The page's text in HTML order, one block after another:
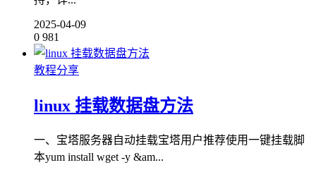
2025-04-09
0 981
教程分享
linux 挂载数据盘方法
一、宝塔服务器自动挂载宝塔用户推荐使用一键挂载脚
本yum install wget -y &am...